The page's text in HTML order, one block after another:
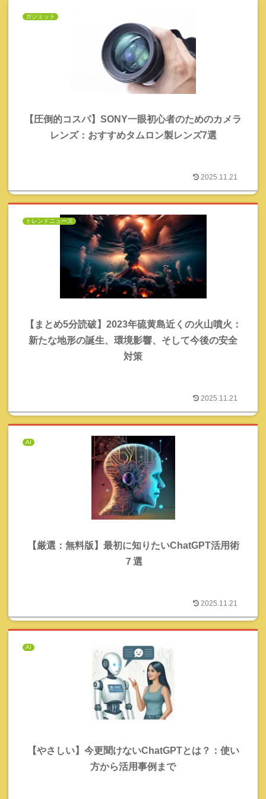
ガジェット
【圧倒的コスパ】SONY一眼初心者のためのカメラ
レンズ：おすすめタムロン製レンズ7選
2025.11.21
トレンドニュース
【まとめ5分読破】2023年硫黄島近くの火山噴火：
新たな地形の誕生、環境影響、そして今後の安全
対策
2025.11.21
AI
【厳選：無料版】最初に知りたいChatGPT活用術
７選
2025.11.21
AI
【やさしい】今更聞けないChatGPTとは？：使い
方から活用事例まで